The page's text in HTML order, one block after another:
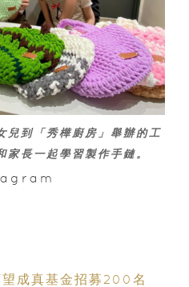
兒到「秀樺廚房」舉辦的工
家長一起學習製作手鏈。
成真基金招募200名